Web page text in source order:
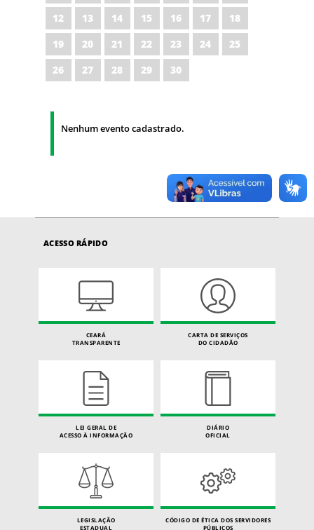
12
13 14 15 16 17
18
19
20 21 22 23 24
25
26
27 28 29 30
Nenhum evento cadastrado.
ACESSO RÁPIDO
CEARÁ
TRANSPARENTE
CARTA DE SERVIÇOS
DO CIDADÃO
LEI GERAL DE
ACESSO À INFORMAÇÃO
DIÁRIO
OFICIAL
LEGISLAÇÃO
ESTADUAL
CÓDIGO DE ÉTICA DOS SERVIDORES
PÚBLICOS